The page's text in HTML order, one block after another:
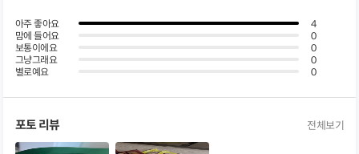
아주 좋아요
4
맘에 들어요
0
보통이에요
0
그냥그래요
0
별로예요
0
포토 리뷰 전체보기